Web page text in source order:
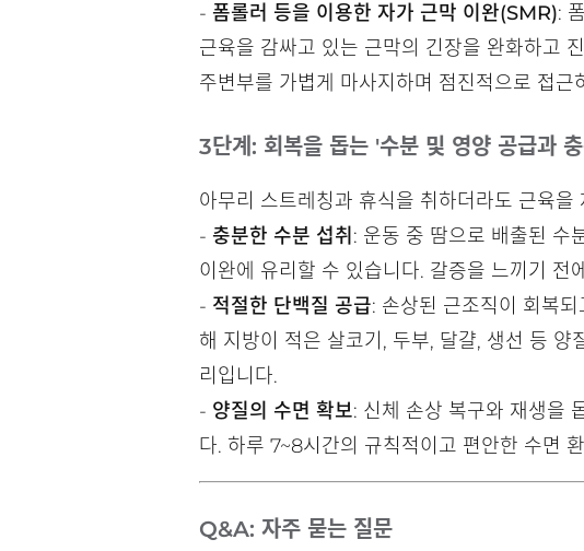
- 폼롤러 등을 이용한 자가 근막 이완(SMR):
근육을 감싸고 있는 근막의 긴장을 완화하고
주변부를 가볍게 마사지하며 점진적으로 접
3단계: 회복을 돕는 '수분 및 영양 공급과
아무리 스트레칭과 휴식을 취하더라도 근육
- 충분한 수분 섭취 : 운동 중 땀으로 배출된 수
이완에 유리할 수 있습니다. 갈증을 느끼기 전
- 적절한 단백질 공급: 손상된 근조직이 회복
해 지방이 적은 살코기, 두부, 달걀, 생선 등
리입니다.
- 양질의 수면 확보: 신체 손상 복구와 재생을
다. 하루 7~8시간의 규칙적이고 편안한 수면
Q&A: 자주 묻는 질문